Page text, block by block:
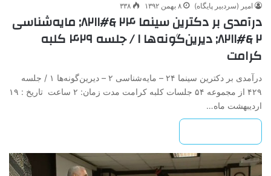
امیر (سردبیر پایگاه) ۸ بهمن ۱۳۹۲ ۳۳۸
درآمدی ‌بر‌ دکترین ‌سینما‌ ۲۴ &#۸۲۱۱; مایه‌شناسی‌
۲ &#۸۲۱۱; دیرین‌گونه‌ها‌ ۱ / جلسه ۴۲۹ کلبه
کرامت
درآمدی ‌بر‌ دکترین ‌سینما‌ ۲۴ – مایه‌شناسی‌ ۲ – دیرین‌گونه‌ها‌ ۱ / جلسه
۴۲۹ از مجموعه ۵۴ جلسات کلبه کرامت مدت زمان: ۲ ساعت تاریخ : ۱۹
اردیبهشت ماه…